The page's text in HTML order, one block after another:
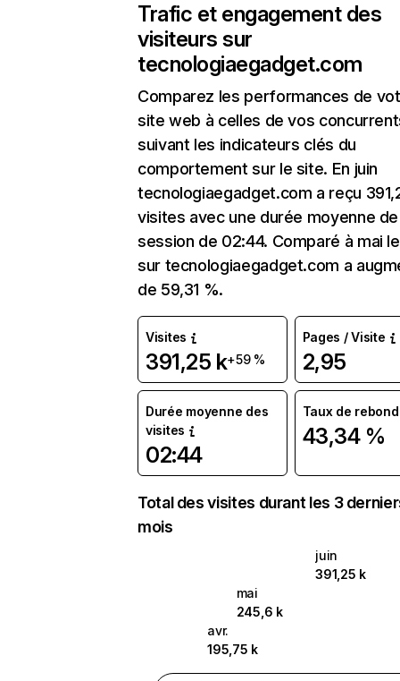
Trafic et engagement des
visiteurs sur
tecnologiaegadget.com
Comparez les performances de
site web à celles de vos
suivant les indicateurs clés du
comportement sur le site. En juin
tecnologiaegadget.com a reçu
visites avec une durée moyenne
session de 02:44. Comparé à mai
sur tecnologiaegadget.com a
de 59,31 %.
Visites
391,25 k+59 %
Pages / Visite
2,95
Durée moyenne des
visites
02:44
Taux de rebond
43,34 %
Total des visites durant les 3
mois
juin
391,25 k
mai
245,6 k
avr.
195,75 k